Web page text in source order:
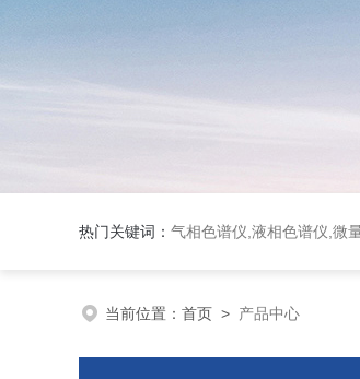
热门关键词： 气相色谱仪,液相色谱仪,微量硫分析仪，氢气发生器，氮气发生
当前位置： 首页 > 产品中心